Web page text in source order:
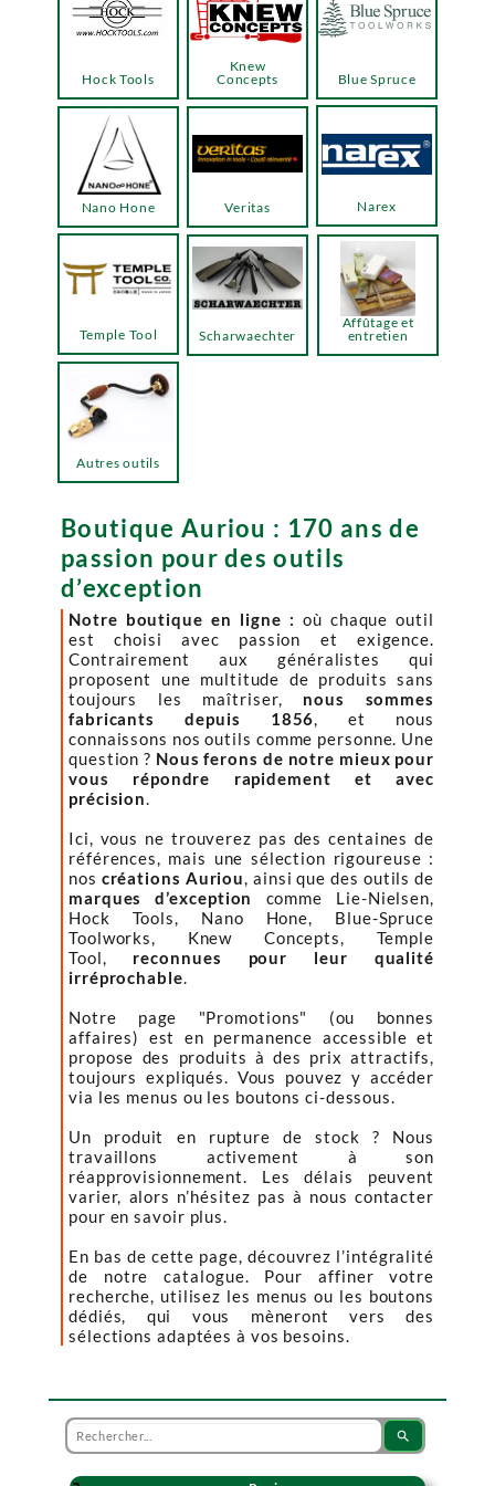
Boutique Auriou : 170 ans de
passion pour des outils
d’exception
Notre boutique en ligne : où chaque outil
est choisi avec passion et exigence.
Contrairement aux généralistes qui
proposent une multitude de produits sans
toujours les maîtriser, nous sommes
fabricants depuis 1856, et nous
connaissons nos outils comme personne. Une
question ? Nous ferons de notre mieux pour
vous répondre rapidement et avec
précision.
Ici, vous ne trouverez pas des centaines de
références, mais une sélection rigoureuse :
nos créations Auriou, ainsi que des outils de
marques d’exception
comme Lie-Nielsen,
Hock Tools, Nano Hone, Blue-Spruce
Toolworks, Knew Concepts, Temple
Tool, reconnues pour leur qualité
irréprochable.
Notre page "Promotions" (ou bonnes
affaires) est en permanence accessible et
propose des produits à des prix attractifs,
toujours expliqués. Vous pouvez y accéder
via les menus ou les boutons ci-dessous.
Un produit en rupture de stock ? Nous
travaillons activement à son
réapprovisionnement. Les délais peuvent
varier, alors n’hésitez pas à nous contacter
pour en savoir plus.
En bas de cette page, découvrez l’intégralité
de notre catalogue. Pour affiner votre
recherche, utilisez les menus ou les boutons
dédiés, qui vous mèneront vers des
sélections adaptées à vos besoins.
Hock Tools
Knew
Concepts
Temple Tool
Blue Spruce
Narex
Veritas
Nano Hone
Autres outils
Scharwaechter
Affûtage et
entretien
search